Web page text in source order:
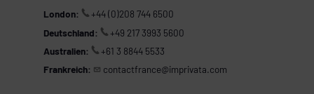
London:
+44 (0)208 744 6500
Deutschland:
+49 217 3993 5600
Australien:
+61 3 8844 5533
Frankreich:
contactfrance@imprivata.com